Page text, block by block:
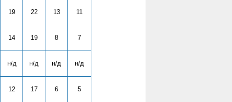
19 22 13 11
14 19 8 7
н/д н/д н/д н/д
12 17 6 5